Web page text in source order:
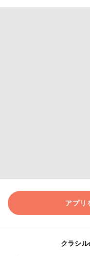
アプリ
クラシ